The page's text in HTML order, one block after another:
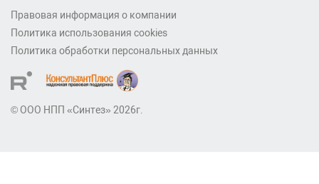
Правовая информация о компании
Политика использования cookies
Политика обработки персональных данных
© ООО НПП «Синтез» 2026г.